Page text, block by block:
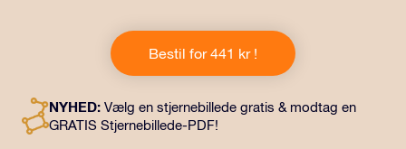
Denne gave inkluderer en smuk kuvert og personlige
dokumenter, der sendes til en adresse efter dit eget
valg, samt digitale dokumenter og gratis brug af vores
venner og familie.
Bestil for 441 kr !
NYHED: Vælg en stjernebillede gratis & modtag en
GRATIS Stjernebillede-PDF!